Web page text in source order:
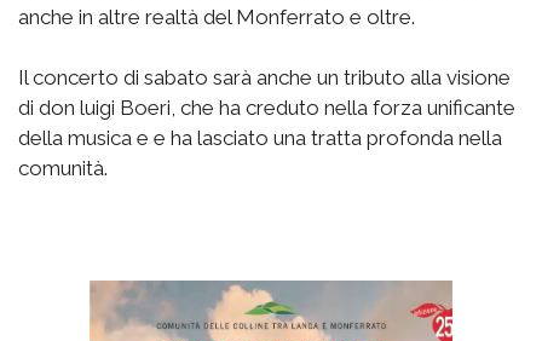
anche in altre realtà del Monferrato e oltre.
Il concerto di sabato sarà anche un tributo alla visione
di don luigi Boeri, che ha creduto nella forza unificante
della musica e e ha lasciato una tratta profonda nella
comunità.